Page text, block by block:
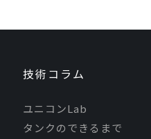
技術コラム
ユニコンLab
タンクのできるまで